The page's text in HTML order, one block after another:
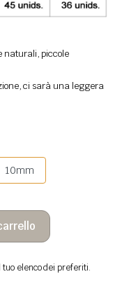
naturali, piccole
ci sarà una leggera
10mm
tuo elenco dei preferiti.